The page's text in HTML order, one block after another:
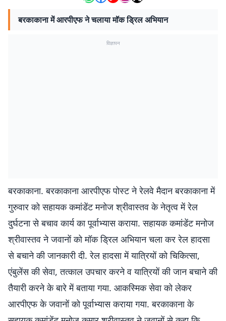
बरकाकाना में आरपीएफ ने चलाया मॉक ड्रिल अभियान
विज्ञापन
बरकाकाना. बरकाकाना आरपीएफ पोस्ट ने रेलवे मैदान बरकाकाना में
गुरुवार को सहायक कमांडेंट मनोज श्रीवास्तव के नेतृत्व में रेल
दुर्घटना से बचाव कार्य का पूर्वाभ्यास कराया. सहायक कमांडेंट मनोज
श्रीवास्तव ने जवानों को मॉक ड्रिल अभियान चला कर रेल हादसा
से बचाने की जानकारी दी. रेल हादसा में यात्रियों को चिकित्सा,
एंबुलेंस की सेवा, तत्काल उपचार करने व यात्रियों की जान बचाने की
तैयारी करने के बारे में बताया गया. आकस्मिक सेवा को लेकर
आरपीएफ के जवानों को पूर्वाभ्यास कराया गया. बरकाकाना के